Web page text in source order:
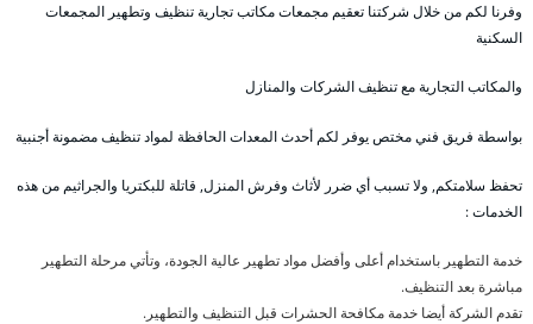
وفرنا لكم من خلال شركتنا تعقيم مجمعات مكاتب تجارية تنظيف وتطهير المجمعات
السكنية
والمكاتب التجارية مع تنظيف الشركات والمنازل
بواسطة فريق فني مختص يوفر لكم أحدث المعدات الحافظة لمواد تنظيف مضمونة أجنبية
تحفظ سلامتكم, ولا تسبب أي ضرر لأثاث وفرش المنزل, قاتلة للبكتريا والجراثيم من هذه
الخدمات :
خدمة التطهير باستخدام أعلى وأفضل مواد تطهير عالية الجودة، وتأتي مرحلة التطهير
مباشرة بعد التنظيف.
تقدم الشركة أيضا خدمة مكافحة الحشرات قبل التنظيف والتطهير.